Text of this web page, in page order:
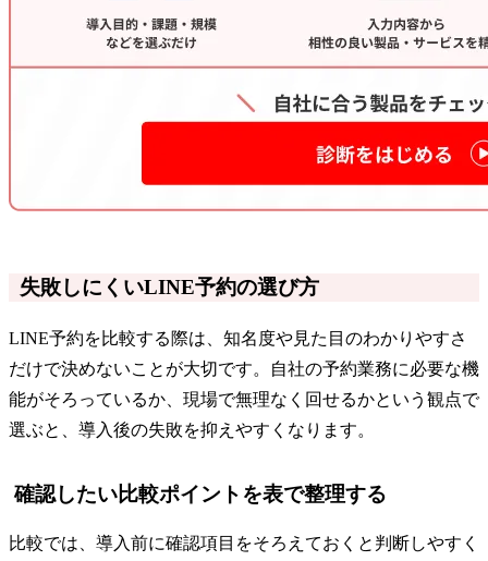
失敗しにくいLINE予約の選び方
LINE予約を比較する際は、知名度や見た目のわかりやすさ
だけで決めないことが大切です。自社の予約業務に必要な機
能がそろっているか、現場で無理なく回せるかという観点で
選ぶと、導入後の失敗を抑えやすくなります。
確認したい比較ポイントを表で整理する
比較では、導入前に確認項目をそろえておくと判断しやすく